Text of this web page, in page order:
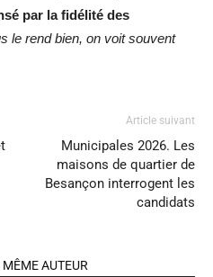
par la fidélité des
le rend bien, on voit souvent
Article suivant
Municipales 2026. Les
maisons de quartier de
Besançon interrogent les
candidats
MÊME AUTEUR